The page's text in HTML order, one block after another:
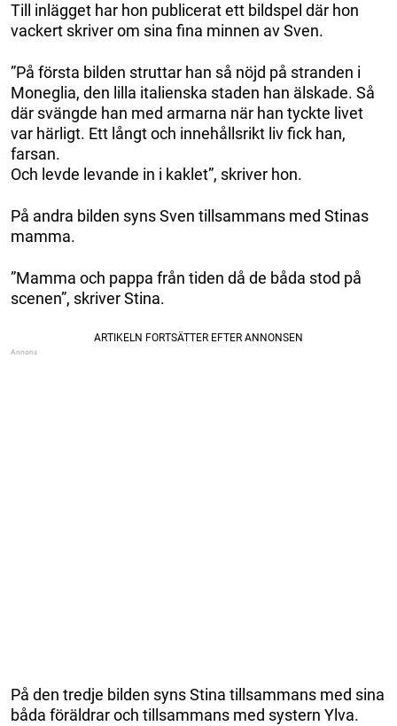
Till inlägget har hon publicerat ett bildspel där hon
vackert skriver om sina fina minnen av Sven.
”På första bilden struttar han så nöjd på stranden i
Moneglia, den lilla italienska staden han älskade. Så
där svängde han med armarna när han tyckte livet
var härligt. Ett långt och innehållsrikt liv fick han,
farsan.
Och levde levande in i kaklet”, skriver hon.
På andra bilden syns Sven tillsammans med Stinas
mamma.
”Mamma och pappa från tiden då de båda stod på
scenen”, skriver Stina.
På den tredje bilden syns Stina tillsammans med sina
båda föräldrar och tillsammans med systern Ylva.